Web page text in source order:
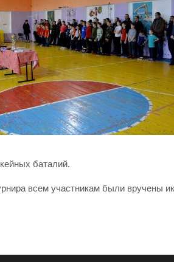
баталий.
всем участникам были вручены